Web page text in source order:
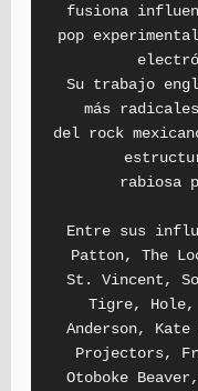
fusiona
pop
Su trabajo
más
del rock
rabiosa
Entre sus
Patton, The
St. Vincent,
Tigre, Hole,
Anderson,
Projectors,
Otoboke